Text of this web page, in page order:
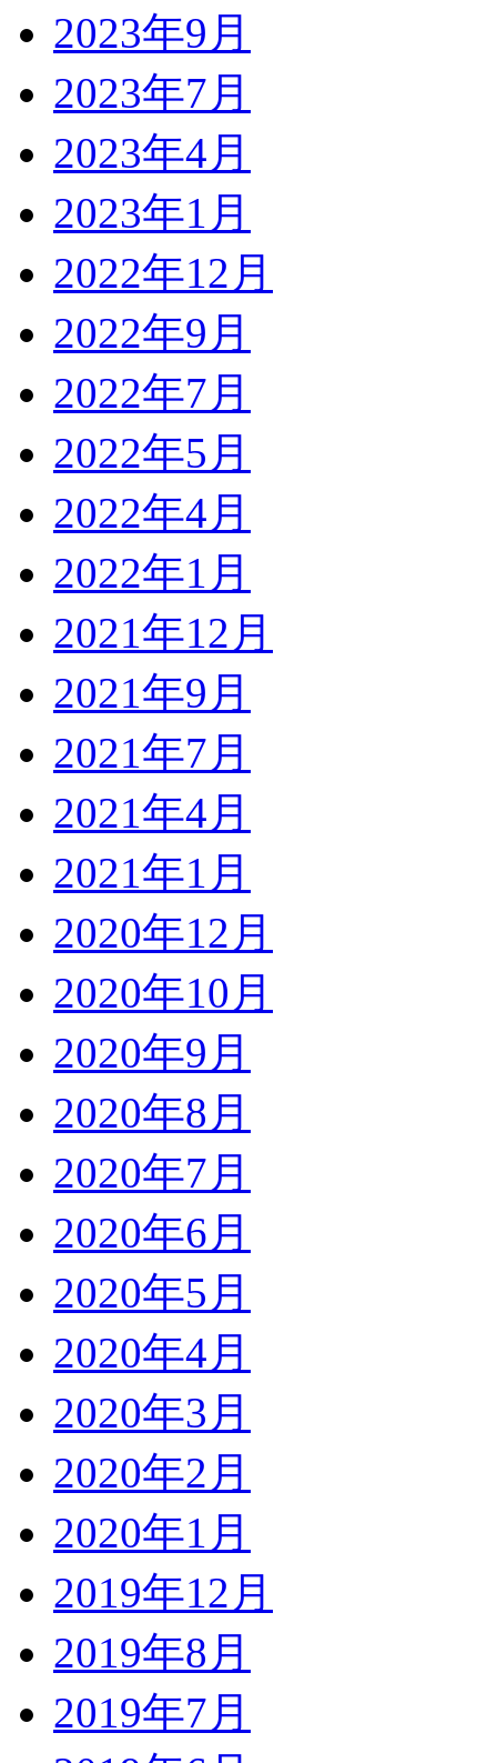
2023年9月
2023年7月
2023年4月
2023年1月
2022年12月
2022年9月
2022年7月
2022年5月
2022年4月
2022年1月
2021年12月
2021年9月
2021年7月
2021年4月
2021年1月
2020年12月
2020年10月
2020年9月
2020年8月
2020年7月
2020年6月
2020年5月
2020年4月
2020年3月
2020年2月
2020年1月
2019年12月
2019年8月
2019年7月